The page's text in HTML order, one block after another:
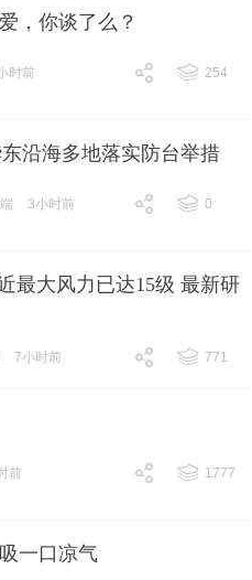
，你谈了么？
时前
254
沿海多地落实防台举措
3小时前
0
最大风力已达15级 最新研
7小时前
771
前
1777
一口凉气